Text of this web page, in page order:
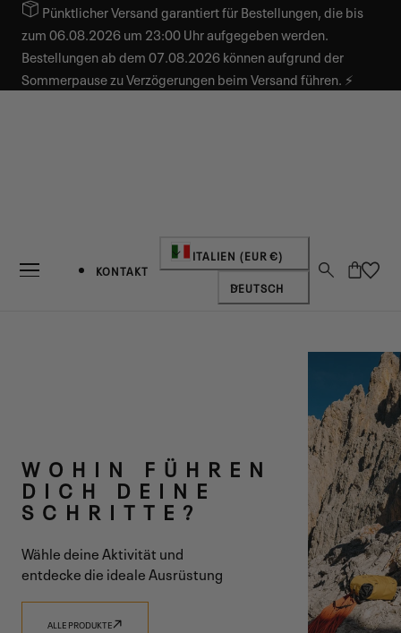
SPRINGEN
Pünktlicher Versand garantiert für Bestellungen, die bis
zum 06.08.2026 um 23:00 Uhr aufgegeben werden.
Bestellungen ab dem 07.08.2026 können aufgrund der
Sommerpause zu Verzögerungen beim Versand führen. ⚡
KONTAKT
Land/Region
ITALIEN (EUR €)
Sprache
DEUTSCH
Warenkorb
ZWEI LINIEN
EINE VISION
ENTDECKE TRADIZIONE
WOHIN FÜHREN
DICH DEINE
SCHRITTE?
Wähle deine Aktivität und
entdecke die ideale Ausrüstung
ALLE PRODUKTE